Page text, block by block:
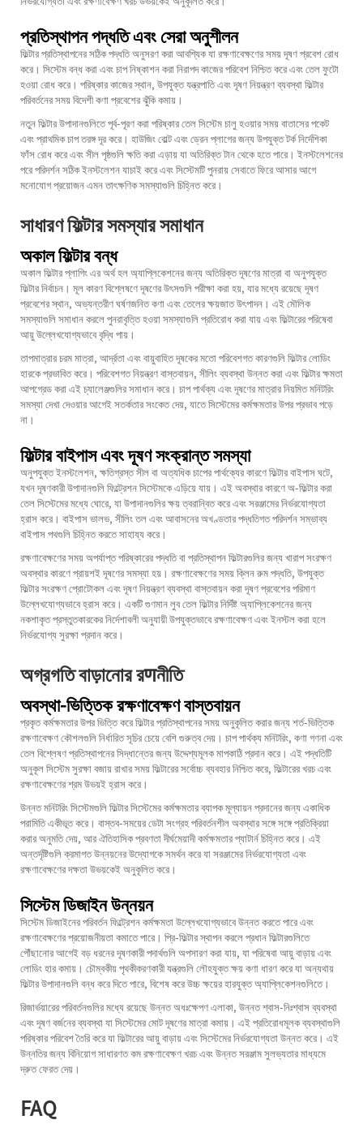
প্রতিস্থাপন পদ্ধতি এবং সেরা অনুশীলন
ফিল্টার প্রতিস্থাপনের সঠিক পদ্ধতি অনুসরণ করা আবশ্যিক যা রক্ষণাবেক্ষণের সময় দূষণ প্রবেশ রোধ
করে। সিস্টেম বন্ধ করা এবং চাপ নিষ্কাশন করা নিরাপদ কাজের পরিবেশ নিশ্চিত করে এবং তেল ফুটো
হওয়া রোধ করে। পরিষ্কার কাজের স্থান, উপযুক্ত যন্ত্রপাতি এবং দূষণ নিয়ন্ত্রণ ব্যবস্থা ফিল্টার
পরিবর্তনের সময় বিদেশী কণা প্রবেশের ঝুঁকি কমায়।
নতুন ফিল্টার উপাদানগুলিতে পূর্ব-পূরণ করা পরিষ্কার তেল সিস্টেম চালু হওয়ার সময় বাতাসের পকেট
এবং প্রাথমিক চাপ তরঙ্গ দূর করে। হাউজিং বোল্ট এবং ড্রেন প্লাগের জন্য উপযুক্ত টর্ক নির্দেশিকা
ফাঁস রোধ করে এবং সীল পৃষ্ঠগুলি ক্ষতি করা এড়ায় যা অতিরিক্ত টান থেকে হতে পারে। ইনস্টলেশনের
পরে পরিদর্শন সঠিক ইনস্টলেশন যাচাই করে এবং সিস্টেমটি পুনরায় সেবাতে ফিরে আসার আগে
মনোযোগ প্রয়োজন এমন তাৎক্ষণিক সমস্যাগুলি চিহ্নিত করে।
সাধারণ ফিল্টার সমস্যার সমাধান
অকাল ফিল্টার বন্ধ
অকাল ফিল্টার প্লাগিং এর অর্থ হল অ্যাপ্লিকেশনের জন্য অতিরিক্ত দূষণের মাত্রা বা অনুপযুক্ত
ফিল্টার নির্বাচন। মূল কারণ বিশ্লেষণে দূষণের উৎসগুলি পরীক্ষা করা হয়, যার মধ্যে রয়েছে দূষণ
প্রবেশের স্থান, অভ্যন্তরীণ ঘর্ষণজনিত কণা এবং তেলের ক্ষয়জাত উৎপাদন। এই মৌলিক
সমস্যাগুলি সমাধান করলে পুনরাবৃত্তি হওয়া সমস্যাগুলি প্রতিরোধ করা যায় এবং ফিল্টারের পরিষেবা
আয়ু উল্লেখযোগ্যভাবে বৃদ্ধি পায়।
তাপমাত্রার চরম মাত্রা, আর্দ্রতা এবং বায়ুবাহিত দূষকের মতো পরিবেশগত কারণগুলি ফিল্টার লোডিং
হারকে প্রভাবিত করে। পরিবেশগত নিয়ন্ত্রণ বাস্তবায়ন, সীলিং ব্যবস্থা উন্নত করা এবং ফিল্টার ক্ষমতা
আপগ্রেড করা এই চ্যালেঞ্জগুলির সমাধান করে। চাপ পার্থক্য এবং দূষণের মাত্রার নিয়মিত মনিটরিং
সমস্যা দেখা দেওয়ার আগেই সতর্কতার সংকেত দেয়, যাতে সিস্টেমের কর্মক্ষমতার উপর প্রভাব পড়ে
না।
ফিল্টার বাইপাস এবং দূষণ সংক্রান্ত সমস্যা
অনুপযুক্ত ইনস্টলেশন, ক্ষতিগ্রস্ত সীল বা অত্যধিক চাপের পার্থক্যের কারণে ফিল্টার বাইপাস ঘটে,
যখন দূষণকারী উপাদানগুলি ফিল্ট্রেশন সিস্টেমকে এড়িয়ে যায়। এই অবস্থার কারণে অ-ফিল্টার করা
তেল সিস্টেমের মধ্যে ঘোরে, যা উপাদানগুলির ক্ষয় ত্বরান্বিত করে এবং সরঞ্জামের নির্ভরযোগ্যতা
হ্রাস করে। বাইপাস ভালভ, সীলিং তল এবং আবাসনের অখণ্ডতার পদ্ধতিগত পরিদর্শন সম্ভাব্য
বাইপাস পথগুলি চিহ্নিত করতে সাহায্য করে।
রক্ষণাবেক্ষণের সময় অপর্যাপ্ত পরিষ্কারের পদ্ধতি বা প্রতিস্থাপন ফিল্টারগুলির জন্য খারাপ সংরক্ষণ
অবস্থার কারণে প্রায়শই দূষণের সমস্যা হয়। রক্ষণাবেক্ষণের সময় ক্লিন রুম পদ্ধতি, উপযুক্ত
ফিল্টার সংরক্ষণ প্রোটোকল এবং দূষণ নিয়ন্ত্রণ ব্যবস্থা বাস্তবায়ন করা দূষণ প্রবেশের পরিমাণ
উল্লেখযোগ্যভাবে হ্রাস করে। একটি গুণমানলুব তেল ফিল্টারনির্দিষ্ট অ্যাপ্লিকেশনের জন্য
নকশাকৃত প্রস্তুতকারকের নির্দেশাবলী অনুযায়ী উপযুক্তভাবে রক্ষণাবেক্ষণ এবং ইনস্টল করা হলে
নির্ভরযোগ্য সুরক্ষা প্রদান করে।
অগ্রগতি বাড়ানোর রणনীতি
অবস্থা-ভিত্তিক রক্ষণাবেক্ষণ বাস্তবায়ন
প্রকৃত কর্মক্ষমতার উপর ভিত্তি করে ফিল্টার প্রতিস্থাপনের সময় অনুকূলিত করার জন্য শর্ত-ভিত্তিক
রক্ষণাবেক্ষণ কৌশলগুলি নির্ধারিত সূচির চেয়ে বেশি গুরুত্ব দেয়। চাপ পার্থক্য মনিটরিং, কণা গণনা এবং
তেল বিশ্লেষণ প্রতিস্থাপনের সিদ্ধান্তের জন্য উদ্দেশ্যমূলক মাপকাঠি প্রদান করে। এই পদ্ধতিটি
অনুকূল সিস্টেম সুরক্ষা বজায় রাখার সময় ফিল্টারের সর্বোচ্চ ব্যবহার নিশ্চিত করে, ফিল্টারের খরচ এবং
রক্ষণাবেক্ষণের শ্রম উভয়ই হ্রাস করে।
উন্নত মনিটরিং সিস্টেমগুলি ফিল্টার সিস্টেমের কর্মক্ষমতার ব্যাপক মূল্যায়ন প্রদানের জন্য একাধিক
পরামিতি একীভূত করে। বাস্তব-সময়ের ডেটা সংগ্রহ পরিবর্তনশীল অবস্থার সঙ্গে সঙ্গে প্রতিক্রিয়া
করার অনুমতি দেয়, আর ঐতিহাসিক প্রবণতা দীর্ঘমেয়াদী কর্মক্ষমতার প্যাটার্ন চিহ্নিত করে। এই
অন্তর্দৃষ্টিগুলি ক্রমাগত উন্নয়নের উদ্যোগকে সমর্থন করে যা সরঞ্জামের নির্ভরযোগ্যতা এবং
রক্ষণাবেক্ষণের দক্ষতা উভয়কেই অনুকূলিত করে।
সিস্টেম ডিজাইন উন্নয়ন
সিস্টেম ডিজাইনের পরিবর্তন ফিল্ট্রেশন কর্মক্ষমতা উল্লেখযোগ্যভাবে উন্নত করতে পারে এবং
রক্ষণাবেক্ষণের প্রয়োজনীয়তা কমাতে পারে। প্রি-ফিল্টার স্থাপন করলে প্রধান ফিল্টারগুলিতে
পৌঁছানোর আগেই বড় ধরনের দূষণকারী পদার্থগুলি অপসারণ করা যায়, যা পরিষেবা আয়ু বাড়ায় এবং
লোডিং হার কমায়। চৌম্বকীয় পৃথকীকরণকারী যন্ত্রগুলি লৌহযুক্ত ক্ষয় কণা ধারণ করে যা অন্যথায়
ফিল্টার উপাদানগুলি বন্ধ করে দিতে পারে, বিশেষ করে উচ্চ ক্ষয়ের হারযুক্ত অ্যাপ্লিকেশনগুলিতে।
রিজার্ভয়ারের পরিবর্তনগুলির মধ্যে রয়েছে উন্নত অধঃক্ষেপণ এলাকা, উন্নত শ্বাস-নিঃশ্বাস ব্যবস্থা
এবং দূষণ বর্জনের ব্যবস্থা যা সিস্টেমের মোট দূষণের মাত্রা কমায়। এই প্রতিরোধমূলক ব্যবস্থাগুলি
পরিষ্কার পরিবেশ তৈরি করে যা ফিল্টারের আয়ু বাড়ায় এবং সিস্টেমের নির্ভরযোগ্যতা উন্নত করে। এই
উন্নতির জন্য বিনিয়োগ সাধারণত কম রক্ষণাবেক্ষণ খরচ এবং উন্নত সরঞ্জাম সুলভ্যতার মাধ্যমে
দ্রুত ফেরত দেয়।
FAQ